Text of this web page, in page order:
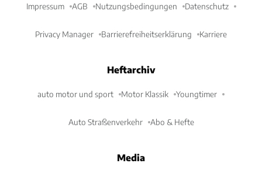
Impressum AGB Nutzungsbedingungen Datenschutz
Privacy Manager Barrierefreiheitserklärung Karriere
Heftarchiv
auto motor und sport Motor Klassik Youngtimer
Auto Straßenverkehr Abo & Hefte
Media